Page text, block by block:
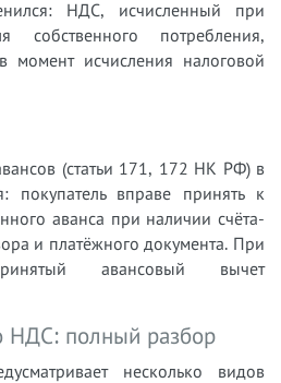
НДС, исчисленный при
потребления,
момент исчисления налоговой
(статьи 171, 172 НК РФ) в
покупатель вправе принять к
аванса при наличии счёта-
и платёжного документа. При
авансовый вычет
НДС: полный разбор
несколько видов